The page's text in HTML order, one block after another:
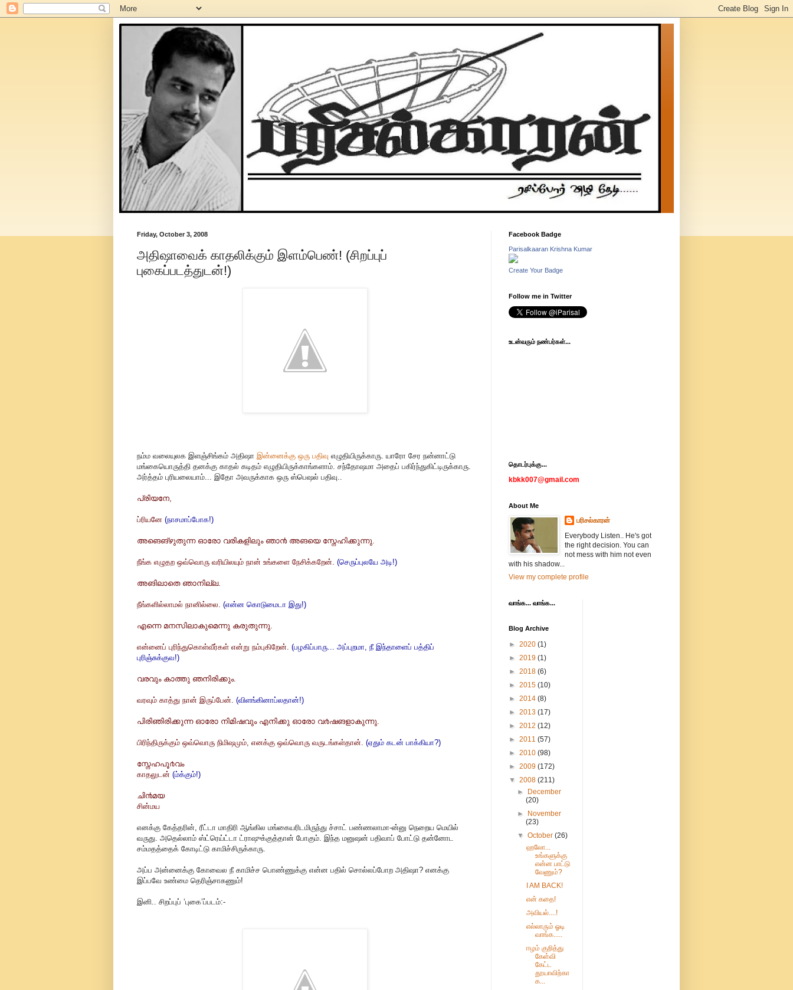
Friday, October 3, 2008
அதிஷாவைக் காதலிக்கும் இளம்பெண்! (சிறப்புப்
புகைப்படத்துடன்!)
நம்ம வலையுலக இளஞ்சிங்கம் அதிஷா இன்னைக்கு ஒரு பதிவு எழுதியிருக்காரு. யாரோ சேர நன்னாட்டு
மங்கையொருத்தி தனக்கு காதல் கடிதம் எழுதியிருக்காங்களாம். சந்தோஷமா அதைப் பகிர்ந்துகிட்டிருக்காரு.
அர்த்தம் புரியலையாம்... இதோ அவருக்காக ஒரு ஸ்பெஷல் பதிவு..
പ്രിയനേ,
ப்ரியனே (நாசமாப்போக!)
അങെങ്‌ഴുതുന്ന ഓരോ വരികളിലും ഞാ൯ അങയെ സ്നേഹിക്കുന്നു.
நீங்க எழுதற ஒவ்வொரு வரியிலயும் நான் உங்களை நேசிக்கறேன். (செருப்புலயே அடி!)
അങിലാതെ ഞാനില്ല.
நீங்களில்லாமல் நானில்லை. (என்ன கொடுமைடா இது!)
എന്നെ മനസിലാകുമെന്നു കരുതുന്നു.
என்னைப் புரிந்துகொள்வீர்கள் என்று நம்புகிறேன். (பழகிப்பாரு... அப்புறமா, நீ இந்தாளைப் பத்திப்
புரிஞ்சுக்குவ!)
വരവും കാത്തു ഞനിരിക്കും.
வரவும் காத்து நான் இருப்பேன். (விளங்கினாப்லதான்!)
പിരിഞിരിക്കുന്ന‌ ഓരോ നിമിഷവും എനിക്കു ഓരോ വ൪ഷങളാകുന്നു.
பிரிந்திருக்கும் ஒவ்வொரு நிமிஷமும், எனக்கு ஒவ்வொரு வருடங்கள்தான். (ஏதும் கடன் பாக்கியா?)
സ്നേഹപൂ൪വം
காதலுடன் (ம்க்கும்!)
ചി൯മ‌യ
சின்மய
எனக்கு கேத்தரின், ரீட்டா மாதிரி ஆங்கில மங்கையரிடமிருந்து ச்சாட் பண்ணலாமா-ன்னு நெறைய மெயில்
வருது. அதெல்லாம் ஸ்ட்ரெய்ட்டா ட்ராஷுக்குத்தான் போகும். இந்த மனுஷன் பதிவாப் போட்டு தன்னோட
சம்மதத்தைக் கோடிட்டு காமிச்சிருக்காரு.
அப்ப அன்னைக்கு கோவைல நீ காமிச்ச பொண்ணுக்கு என்ன பதில் சொல்லப்போற அதிஷா? எனக்கு
இப்பவே உண்மை தெரிஞ்சாகணும்!
இனி.. சிறப்புப் ‘புகை’ப்படம்:-
Facebook Badge
Parisalkaaran Krishna Kumar
Create Your Badge
Follow me in Twitter
உடன்வரும் நண்பர்கள்...
தொடர்புக்கு...
kbkk007@gmail.com
About Me
பரிசல்காரன்
Everybody Listen.. He's got
the right decision. You can
not mess with him not even
with his shadow...
View my complete profile
வாங்க... வாங்க...
Blog Archive
► 2020 (1)
► 2019 (1)
► 2018 (6)
► 2015 (10)
► 2014 (8)
► 2013 (17)
► 2012 (12)
► 2011 (57)
► 2010 (98)
► 2009 (172)
▼ 2008 (211)
►
December
(20)
►
November
(23)
▼October(26)
ஹலோ...
உங்களுக்கு
என்ன பாட்டு
வேணும்?
I AM BACK!
என் கதை!
அவியல்....!
எல்லாரும் ஓடி
வாங்க.....
ஈழம் குறித்து
கேள்வி
கேட்ட
தூயாவிற்கா
க...